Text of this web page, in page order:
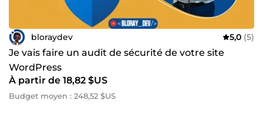
bloraydev 5,0 (5)
Je vais faire un audit de sécurité de votre site
WordPress
À partir de 18,82 $US
Budget moyen : 248,52 $US